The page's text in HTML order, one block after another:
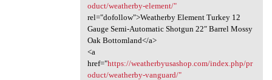
oduct/weatherby-element/"
rel="dofollow">Weatherby Element Turkey 12
Gauge Semi-Automatic Shotgun 22″ Barrel Mossy
Oak Bottomland</a>
<a
href="https://weatherbyusashop.com/index.php/pr
oduct/weatherby-vanguard/"